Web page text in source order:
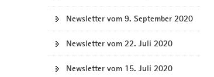
Newsletter vom 9. September 2020
Newsletter vom 22. Juli 2020
Newsletter vom 15. Juli 2020